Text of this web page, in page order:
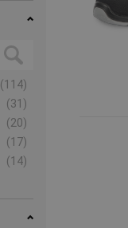
(114)
(31)
(20)
(17)
(14)